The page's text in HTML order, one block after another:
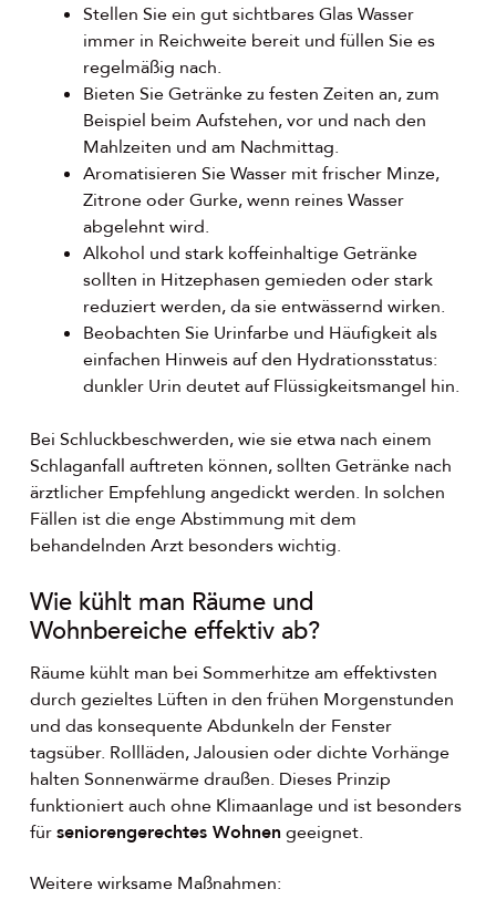
Stellen Sie ein gut sichtbares Glas Wasser
immer in Reichweite bereit und füllen Sie es
regelmäßig nach.
Bieten Sie Getränke zu festen Zeiten an, zum
Beispiel beim Aufstehen, vor und nach den
Mahlzeiten und am Nachmittag.
Aromatisieren Sie Wasser mit frischer Minze,
Zitrone oder Gurke, wenn reines Wasser
abgelehnt wird.
Alkohol und stark koffeinhaltige Getränke
sollten in Hitzephasen gemieden oder stark
reduziert werden, da sie entwässernd wirken.
Beobachten Sie Urinfarbe und Häufigkeit als
einfachen Hinweis auf den Hydrationsstatus:
dunkler Urin deutet auf Flüssigkeitsmangel hin.
Bei Schluckbeschwerden, wie sie etwa nach einem
Schlaganfall auftreten können, sollten Getränke nach
ärztlicher Empfehlung angedickt werden. In solchen
Fällen ist die enge Abstimmung mit dem
behandelnden Arzt besonders wichtig.
Wie kühlt man Räume und
Wohnbereiche effektiv ab?
Räume kühlt man bei Sommerhitze am effektivsten
durch gezieltes Lüften in den frühen Morgenstunden
und das konsequente Abdunkeln der Fenster
tagsüber. Rollläden, Jalousien oder dichte Vorhänge
halten Sonnenwärme draußen. Dieses Prinzip
funktioniert auch ohne Klimaanlage und ist besonders
fürseniorengerechtes Wohnen geeignet.
Weitere wirksame Maßnahmen: